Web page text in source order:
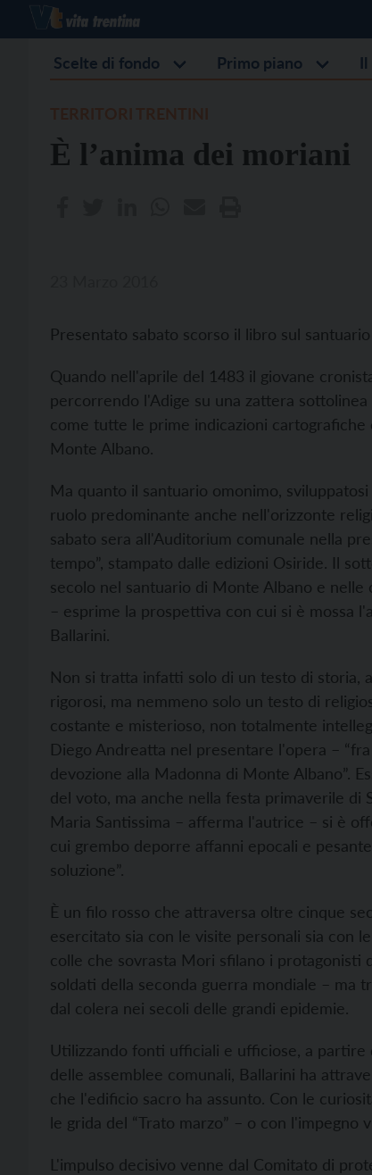
Scelte di fondo Primo piano
È l’anima dei moriani
Presentato sabato scorso il libro sul
Quando nell'aprile del 1483 il giovane
percorrendo l'Adige su una zattera
come tutte le prime indicazioni
Monte Albano.
Ma quanto il santuario omonimo,
ruolo predominante anche nell'orizzonte
sabato sera all'Auditorium comunale nella
tempo”, stampato dalle edizioni Osiride. Il
secolo nel santuario di Monte Albano e
– esprime la prospettiva con cui si è mossa
Ballarini.
Non si tratta infatti solo di un testo di
rigorosi, ma nemmeno solo un testo di
costante e misterioso, non totalmente
Diego Andreatta nel presentare l'opera –
devozione alla Madonna di Monte Albano”.
del voto, ma anche nella festa primaverile di
Maria Santissima – afferma l'autrice – si è
cui grembo deporre affanni epocali e
soluzione”.
È un filo rosso che attraversa oltre cinque
esercitato sia con le visite personali sia con
colle che sovrasta Mori sfilano i protagonisti
soldati della seconda guerra mondiale – ma
dal colera nei secoli delle grandi epidemie.
Utilizzando fonti ufficiali e ufficiose, a
delle assemblee comunali, Ballarini ha
che l'edificio sacro ha assunto. Con le
le grida del “Trato marzo” – o con
L'impulso decisivo venne dal Comitato di